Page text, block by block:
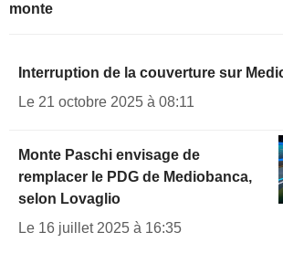
monte
Interruption de la couverture sur
Le 21 octobre 2025 à 08:11
Monte Paschi envisage de
remplacer le PDG de Mediobanca,
selon Lovaglio
Le 16 juillet 2025 à 16:35